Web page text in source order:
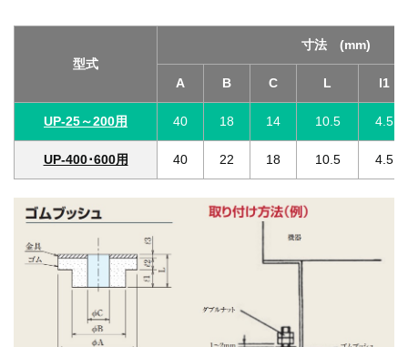
型式
寸法 (mm)
A B C L l1
UP-25～200用 40 18 14 10.5 4.5
UP-400･600用 40 22 18 10.5 4.5